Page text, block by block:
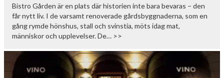
Bistro Gården är en plats där historien inte bara bevaras – den
får nytt liv. I de varsamt renoverade gårdsbyggnaderna, som en
gång rymde hönshus, stall och svinstia, möts idag mat,
människor och upplevelser. De… >>